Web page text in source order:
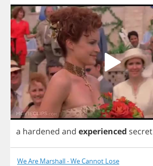
a hardened and experienced secret
We Are Marshall - We Cannot Lose